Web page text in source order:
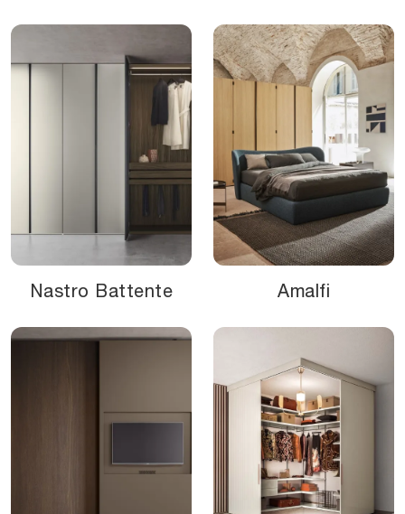
Nastro Battente Amalfi